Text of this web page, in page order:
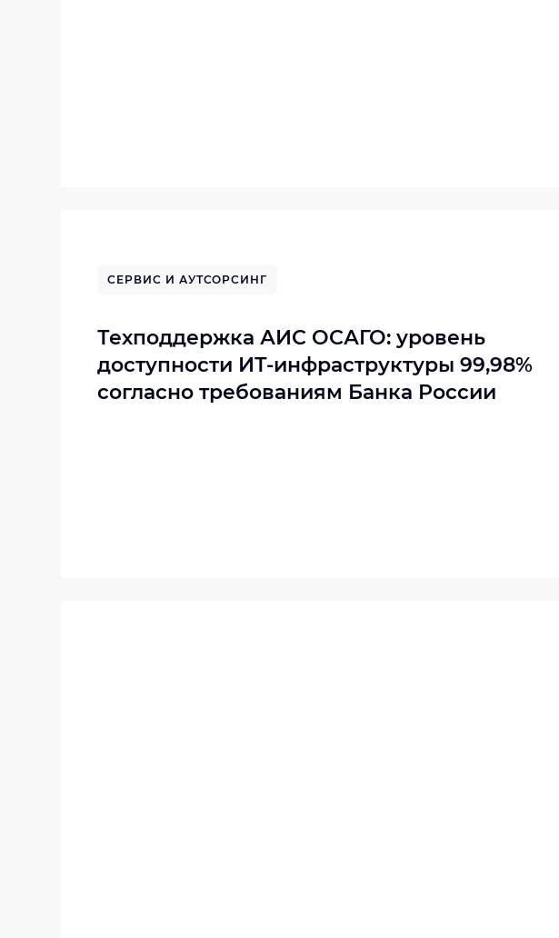
СЕРВИС И АУТСОРСИНГ
Техподдержка АИС ОСАГО: уровень
доступности ИТ-инфраструктуры 99,98%
согласно требованиям Банка России